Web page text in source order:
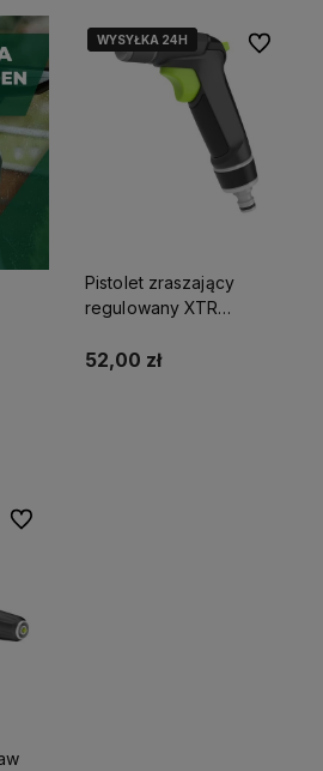
WYSYŁKA 24H
WYSYŁKA 24H
Pistolet zraszający
regulowany XTR
S101210030
52,00 zł
Do
Do ulubionych